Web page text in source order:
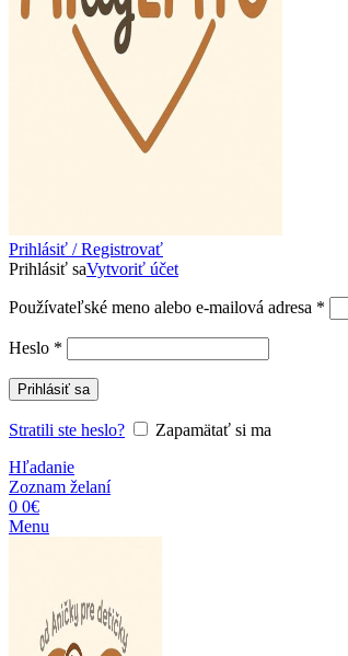
Prihlásiť / Registrovať
Prihlásiť saVytvoriť účet
Používateľské meno alebo e-mailová adresa *
Heslo *
Prihlásiť sa
Stratili ste heslo?
Zapamätať si ma
Hľadanie
Zoznam želaní
0 0€
Menu